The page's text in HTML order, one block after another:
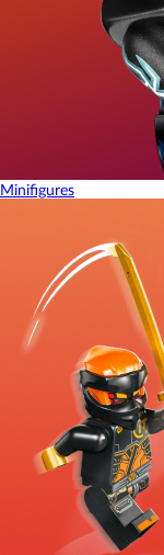
Minifigures